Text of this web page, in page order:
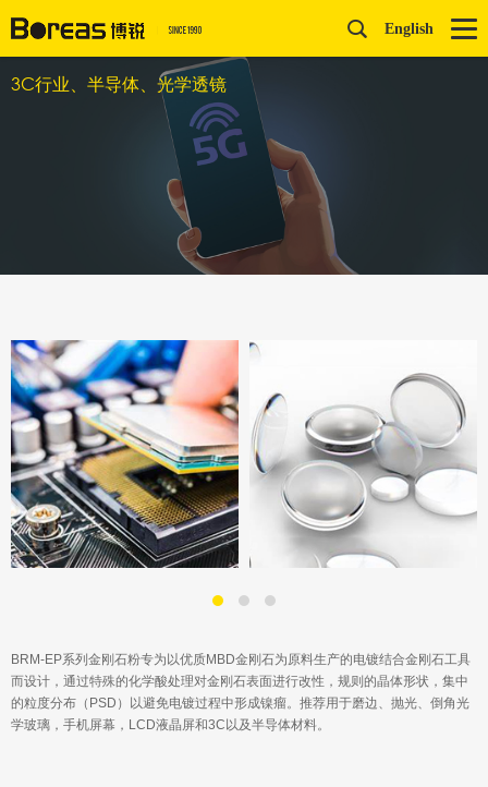
English
3C行业、半导体、光学透镜
BRM-EP系列金刚石粉专为以优质MBD金刚石为原料生产的电镀结合金刚石工具
而设计，通过特殊的化学酸处理对金刚石表面进行改性，规则的晶体形状，集中
的粒度分布（PSD）以避免电镀过程中形成镍瘤。推荐用于磨边、抛光、倒角光
学玻璃，手机屏幕，LCD液晶屏和3C以及半导体材料。